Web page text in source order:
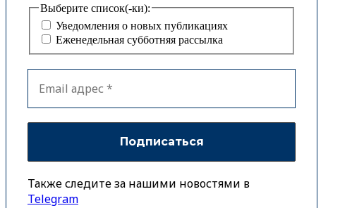
Выберите список(-ки):
Уведомления о новых публикациях
Еженедельная субботняя рассылка
Также следите за нашими новостями в
Telegram